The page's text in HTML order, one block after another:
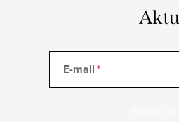
E-mail